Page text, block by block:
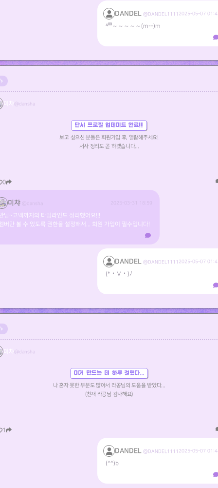
DANDEL @DANDEL1111 2025-05-07
⁴⁰⁰～～～～～(m--)m
미챠 @dansha
단샤 프로필 업데이트 완료!!!
보고 싶으신 분들은 회원가입 후, 열람해주세요!
서사 정리도 곧 하겠습니다...
0
미챠
남~고백까지의 타임라인도 정리했어요!!!
버만 볼 수 있도록 권한을 설정해서... 회원 가입이 필수입니다!
DANDEL @DANDEL1111 2025-05-07
(*・∀・)ﾉ
미챠 @dansha
이거 만드는 데 하루 걸렸다...
나 혼자 못한 부분도 많아서 라공님의 도움을 받았다...
(천재 라공님 감사해요)
1
DANDEL @DANDEL1111 2025-05-07
(^^)b